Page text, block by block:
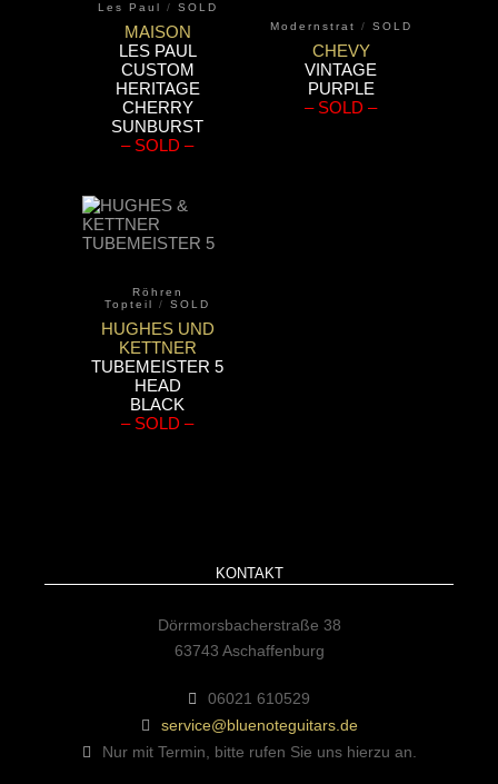
Les Paul / SOLD
MAISON
LES PAUL
CUSTOM
HERITAGE
CHERRY
SUNBURST
– SOLD –
Modernstrat / SOLD
CHEVY
VINTAGE
PURPLE
– SOLD –
Röhren
Topteil
/ SOLD
HUGHES UND
KETTNER
TUBEMEISTER 5
HEAD
BLACK
– SOLD –
KONTAKT
Dörrmorsbacherstraße 38
63743 Aschaffenburg
06021 610529
service@bluenoteguitars.de
Nur mit Termin, bitte rufen Sie uns hierzu an.